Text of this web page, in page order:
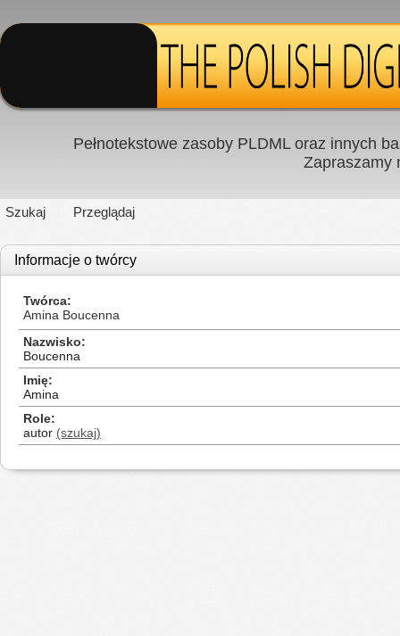
Pełnotekstowe zasoby PLDML oraz innych
Zapraszamy
Szukaj Przeglądaj
Informacje o twórcy
Twórca
Amina Boucenna
Nazwisko
Boucenna
Imię
Amina
Role
autor (szukaj)